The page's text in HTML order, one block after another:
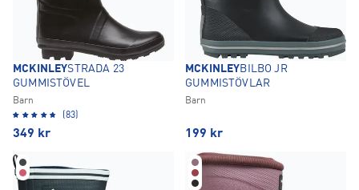
MCKINLEYSTRADA 23
GUMMISTÖVEL
Barn
(83)
349 kr
MCKINLEYBILBO JR
GUMMISTÖVLAR
Barn
199 kr